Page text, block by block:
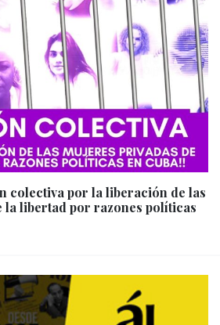
colectiva por la liberación de las
la libertad por razones políticas